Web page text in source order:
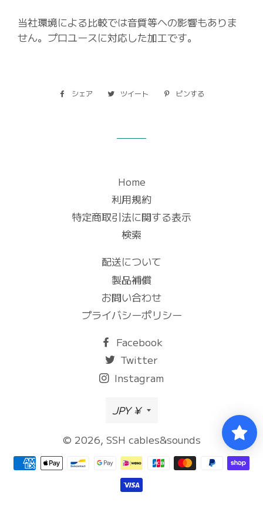
当社環境による比較では音質等への影響もありま
せん。プロユースに対応した加工です。
シェア
Facebookツイート
Twitterピンする
Home
利用規約
特定商取引法に関する表示
検索
配送について
製品補償
お問い合わせ
プライバシーポリシー
Facebook
Twitter
Instagram
通
JPY ¥
© 2026, SSH cables&sounds
決
済
方